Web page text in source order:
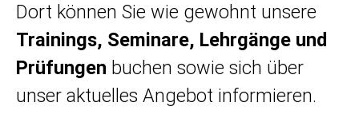
Dort können Sie wie gewohnt unsere
Trainings, Seminare, Lehrgänge und
Prüfungen buchen sowie sich über
unser aktuelles Angebot informieren.